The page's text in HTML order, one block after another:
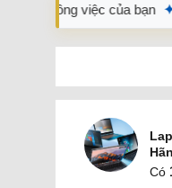
của bạn ✦ Rất mong
Có